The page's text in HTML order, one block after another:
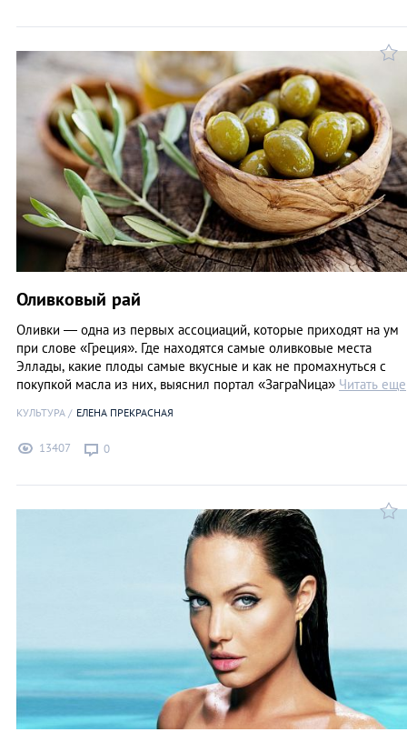
Оливковый рай
Оливки — одна из первых ассоциаций, которые приходят на ум
при слове «Греция». Где находятся самые оливковые места
Эллады, какие плоды самые вкусные и как не промахнуться с
покупкой масла из них, выяснил портал «ЗаграNица» Читать еще
КУЛЬТУРА ЕЛЕНА ПРЕКРАСНАЯ
13407 0